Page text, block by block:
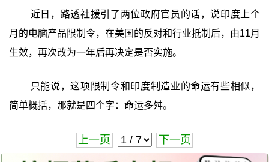
近日，路透社援引了两位政府官员的话，说印度上个
月的电脑产品限制令，在美国的反对和行业抵制后，由11月
生效，再次改为一年后再决定是否实施。
只能说，这项限制令和印度制造业的命运有些相似，
简单概括，那就是四个字：命运多舛。
上一页 下一页